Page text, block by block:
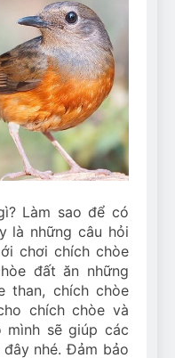
Play Fetch?
Train Them!
Do I Need to
Bulldog
Làm sao để có
là những câu hỏi
chơi chích chòe
đất ăn những
than, chích chòe
chích chòe và
mình sẽ giúp các
nhé. Đảm bảo